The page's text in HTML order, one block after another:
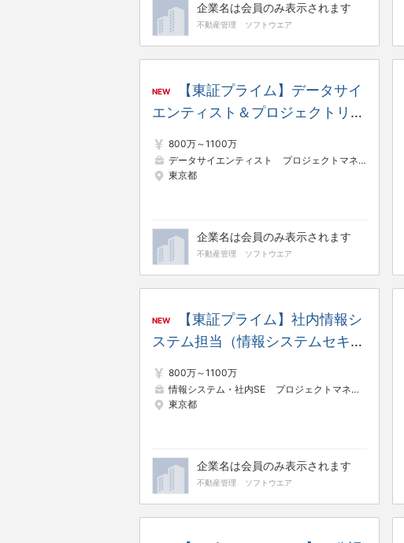
企業名は会員のみ表示されます
不動産管理 ソフトウエア
NEW
【東証プライム】データサイ
エンティスト＆プロジェクトリー
収増益／年間休日日数125日
800万～1100万
データサイエンティスト
プロジェクトマネージャー（Web・オープン系）
東京都
企業名は会員のみ表示されます
不動産管理 ソフトウエア
NEW
【東証プライム】社内情報シ
ステム担当（情報システムセキュ
続増収増益／年間休日日数125日
800万～1100万
情報システム・社内SE
プロジェクトマネージャー（Web・オープン系）
東京都
企業名は会員のみ表示されます
不動産管理 ソフトウエア